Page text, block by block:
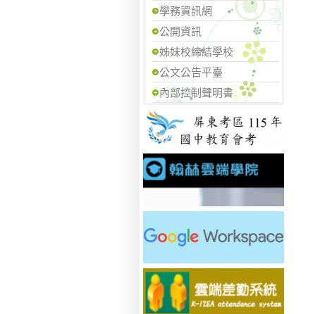
學務資訊網
公開資訊
姊妹校締結學校
公文公告平臺
內部控制聲明書